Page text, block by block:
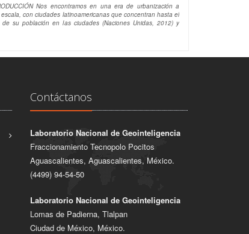
Nos encontramos en una era de urbanización a
con ciudades latinoamericanas que concentran hasta el
de su población en las ciudades (Naciones Unidas, 2012) y
Contáctanos
Laboratorio Nacional de Geointeligencia
Fraccionamiento Tecnopolo Pocitos
Aguascalientes, Aguascalientes, México.
(4499) 94-54-50
Laboratorio Nacional de Geointeligencia
Lomas de Padierna, Tlalpan
Ciudad de México, México.